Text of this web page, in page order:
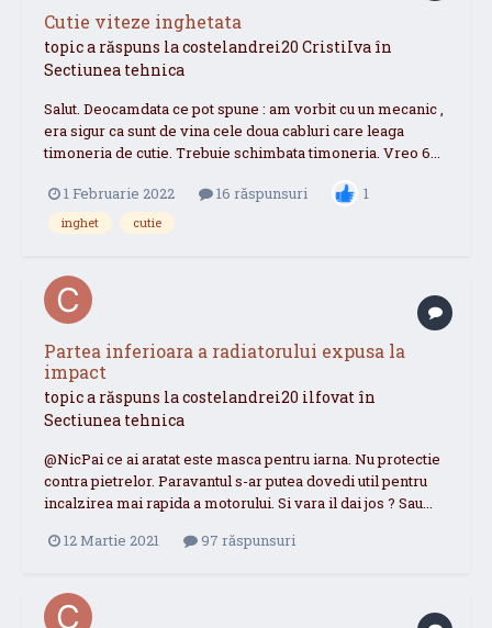
Cutie viteze inghetata
topic a răspuns lacostelandrei20 CristiIva în
Sectiunea tehnica
Salut. Deocamdata ce pot spune : am vorbit cu un mecanic ,
era sigur ca sunt de vina cele doua cabluri care leaga
timoneria de cutie. Trebuie schimbata timoneria. Vreo 6...
1 Februarie 2022 16 răspunsuri 1
inghet cutie
Partea inferioara a radiatorului expusa la
impact
topic a răspuns lacostelandrei20 ilfovat în
Sectiunea tehnica
@NicPai ce ai aratat este masca pentru iarna. Nu protectie
contra pietrelor. Paravantul s-ar putea dovedi util pentru
incalzirea mai rapida a motorului. Si vara il dai jos ? Sau...
12 Martie 2021
97 răspunsuri